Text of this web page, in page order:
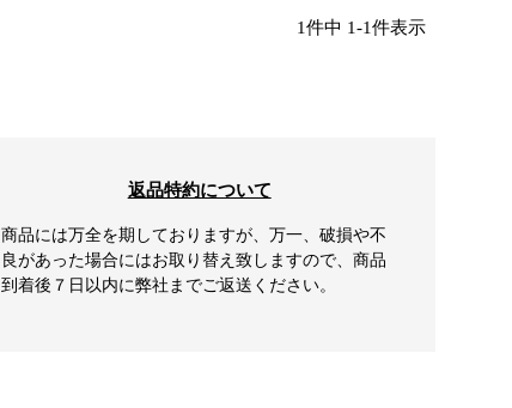
1件中 1-1件表示
返品特約について
商品には万全を期しておりますが、万一、破損や不
良があった場合にはお取り替え致しますので、商品
到着後７日以内に弊社までご返送ください。